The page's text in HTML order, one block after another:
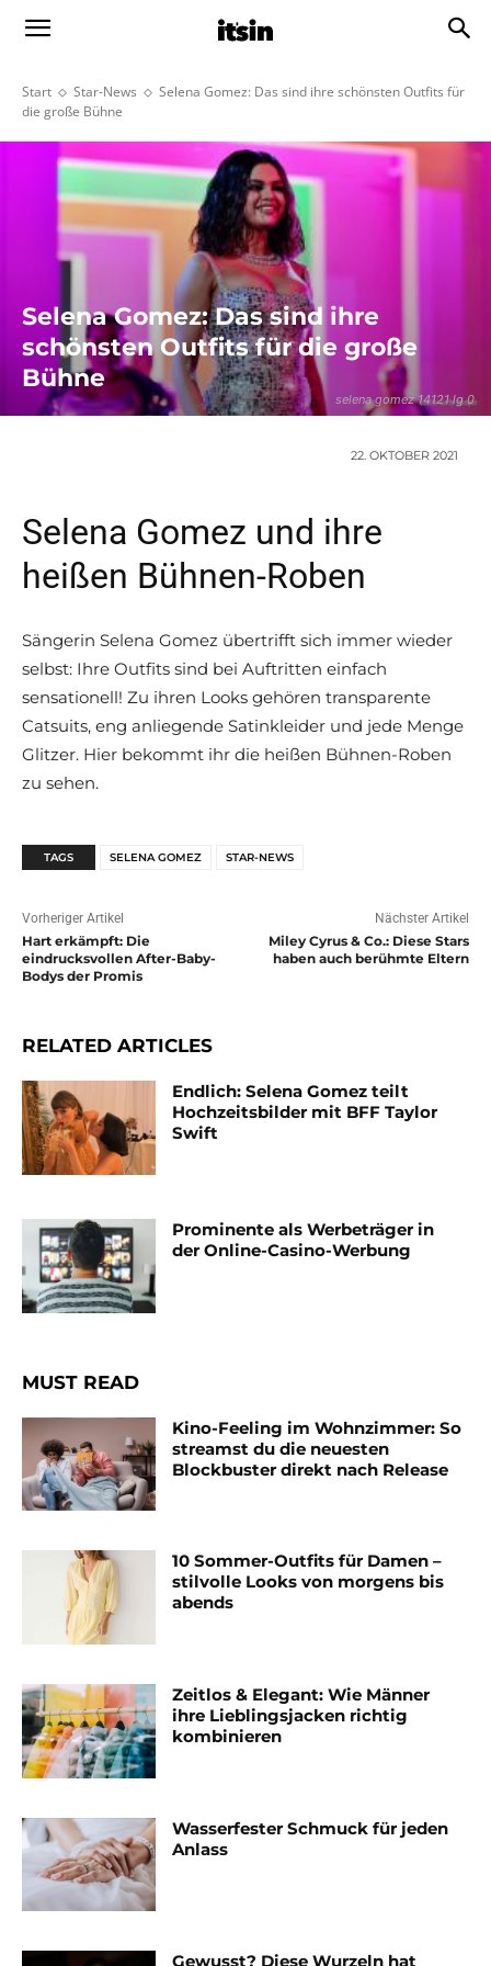
Start Star-News
Selena Gomez: Das sind ihre schönsten Outfits für
die große Bühne
selena gomez 14121 lg 0
Selena Gomez: Das sind ihre
schönsten Outfits für die große
Bühne
22. OKTOBER 2021
Selena Gomez und ihre
heißen Bühnen-Roben
Sängerin Selena Gomez übertrifft sich immer wieder
selbst: Ihre Outfits sind bei Auftritten einfach
sensationell! Zu ihren Looks gehören transparente
Catsuits, eng anliegende Satinkleider und jede Menge
Glitzer. Hier bekommt ihr die heißen Bühnen-Roben
zu sehen.
TAGS SELENA GOMEZ STAR-NEWS
Vorheriger Artikel
Hart erkämpft: Die
eindrucksvollen After-Baby-
Bodys der Promis
Nächster Artikel
Miley Cyrus & Co.: Diese Stars
haben auch berühmte Eltern
RELATED ARTICLES
Endlich: Selena Gomez teilt
Hochzeitsbilder mit BFF Taylor
Swift
Prominente als Werbeträger in
der Online-Casino-Werbung
MUST READ
Kino-Feeling im Wohnzimmer: So
streamst du die neuesten
Blockbuster direkt nach Release
10 Sommer-Outfits für Damen –
stilvolle Looks von morgens bis
abends
Zeitlos & Elegant: Wie Männer
ihre Lieblingsjacken richtig
kombinieren
Wasserfester Schmuck für jeden
Anlass
Gewusst? Diese Wurzeln hat